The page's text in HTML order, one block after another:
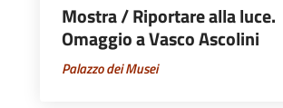
Mostra / Riportare alla luce.
Omaggio a Vasco Ascolini
Palazzo dei Musei